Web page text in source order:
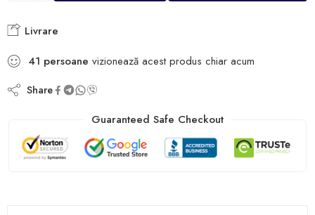
Livrare
41 persoane vizionează acest produs chiar acum
Share
Guaranteed Safe Checkout